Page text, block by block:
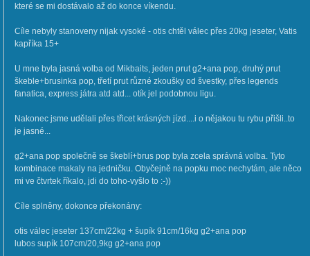
které se mi dostávalo až do konce víkendu.
Cíle nebyly stanoveny nijak vysoké - otis chtěl válec přes 20kg jeseter, Vatis
kapříka 15+
U mne byla jasná volba od Mikbaits, jeden prut g2+ana pop, druhý prut
škeble+brusinka pop, třetí prut různé zkoušky od švestky, přes legends
fanatica, express játra atd atd... otík jel podobnou ligu.
Nakonec jsme udělali přes třicet krásných jízd....i o nějakou tu rybu přišli..to
je jasné...
g2+ana pop společně se škeblí+brus pop byla zcela správná volba. Tyto
kombinace makaly na jedničku. Obyčejně na popku moc nechytám, ale něco
mi ve čtvrtek říkalo, jdi do toho-vyšlo to :-))
Cíle splněny, dokonce překonány:
otis válec jeseter 137cm/22kg + šupík 91cm/16kg g2+ana pop
lubos supík 107cm/20,9kg g2+ana pop